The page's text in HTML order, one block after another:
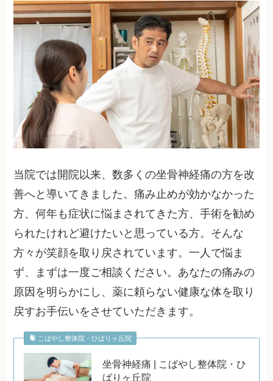
当院では開院以来、数多くの坐骨神経痛の方を改
善へと導いてきました。痛み止めが効かなかった
方、何年も症状に悩まされてきた方、手術を勧め
られたけれど避けたいと思っている方。そんな
方々が笑顔を取り戻されています。一人で悩ま
ず、まずは一度ご相談ください。あなたの痛みの
原因を明らかにし、薬に頼らない健康な体を取り
戻すお手伝いをさせていただきます。
こばやし整体院・ひばりヶ丘院
坐骨神経痛 | こばやし整体院・ひ
ばりヶ丘院